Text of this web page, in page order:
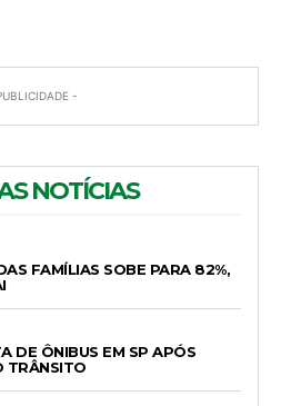
-
NOTÍCIAS
FAMÍLIAS SOBE PARA 82%,
DE ÔNIBUS EM SP APÓS
TRÂNSITO